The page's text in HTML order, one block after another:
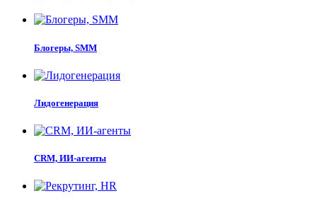
Блогеры, SMM
Лидогенерация
CRM, ИИ-агенты